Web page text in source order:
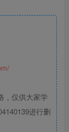
，仅供大家学
进行删